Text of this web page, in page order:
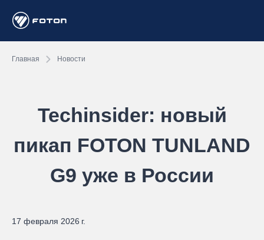
Главная Новости
Techinsider: новый
пикап FOTON TUNLAND
G9 уже в России
17 февраля 2026 г.